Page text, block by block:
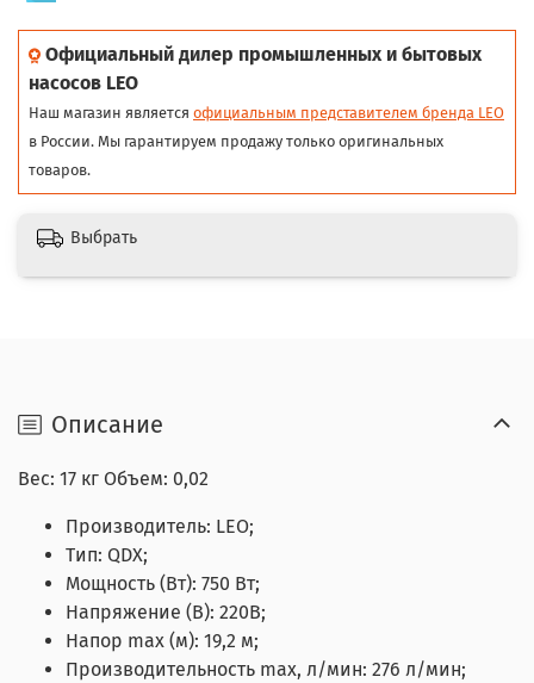
Официальный дилер промышленных и бытовых
насосов LEO
Наш магазин является официальным представителем бренда LEO
в России. Мы гарантируем продажу только оригинальных
товаров.
Выбрать
Описание
Вес: 17 кг Объем: 0,02
Производитель: LEO;
Тип: QDX;
Мощность (Вт): 750 Вт;
Напряжение (В): 220В;
Напор max (м): 19,2 м;
Производительность max, л/мин: 276 л/мин;